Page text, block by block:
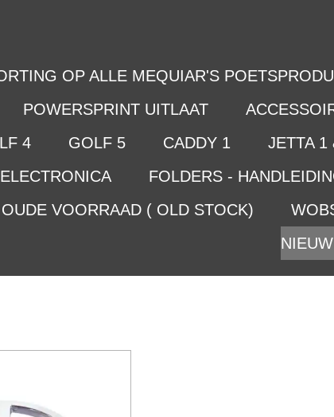
OP ALLE MEQUIAR'S
POWERSPRINT UITLAAT
4 GOLF 5 CADDY 1 JETTA 1
ELECTRONICA FOLDERS -
OUDE VOORRAAD ( OLD STOCK)